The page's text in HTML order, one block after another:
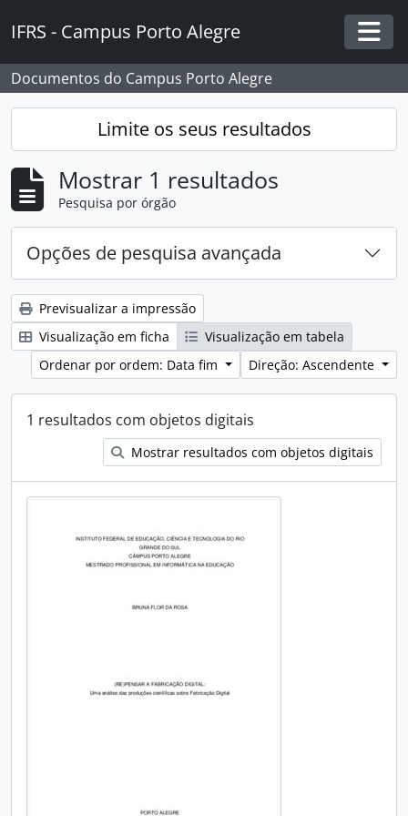
IFRS - Campus Porto Alegre
Documentos do Campus Porto Alegre
Limite os seus resultados
Mostrar 1 resultados
Pesquisa por órgão
Opções de pesquisa avançada
Previsualizar a impressão
Visualização em ficha
Visualização em tabela
Ordenar por ordem: Data fim
Direção: Ascendente
1 resultados com objetos digitais
Mostrar resultados com objetos digitais